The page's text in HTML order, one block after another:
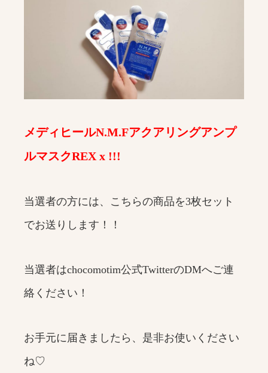
メディヒールN.M.Fアクアリングアンプ
ルマスクREX x !!!
当選者の方には、こちらの商品を3枚セット
でお送りします！！
当選者はchocomotim公式TwitterのDMへご連
絡ください！
お手元に届きましたら、是非お使いください
ね♡